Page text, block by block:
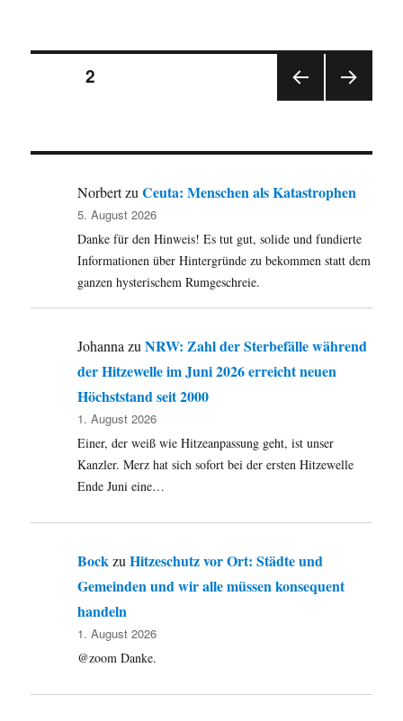
Ortsteile
aus
Seitennummerierung
Beiträge
SEIT
SEITE2
E
NorbertzuCeuta: Menschen als Katastrophen
5. August 2026
Danke für den Hinweis! Es tut gut, solide und fundierte
Informationen über Hintergründe zu bekommen statt dem
ganzen hysterischem Rumgeschreie.
Johanna zuNRW: Zahl der Sterbefälle während
der Hitzewelle im Juni 2026 erreicht neuen
Höchststand seit 2000
1. August 2026
Einer, der weiß wie Hitzeanpassung geht, ist unser
Kanzler. Merz hat sich sofort bei der ersten Hitzewelle
Ende Juni eine…
BockzuHitzeschutz vor Ort: Städte und
Gemeinden und wir alle müssen konsequent
handeln
1. August 2026
@zoom Danke.